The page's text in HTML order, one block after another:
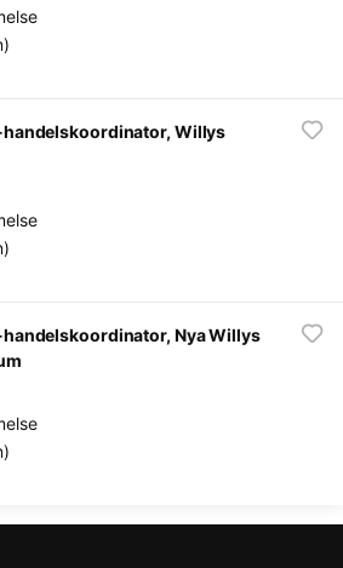
Willys
Nya Willys